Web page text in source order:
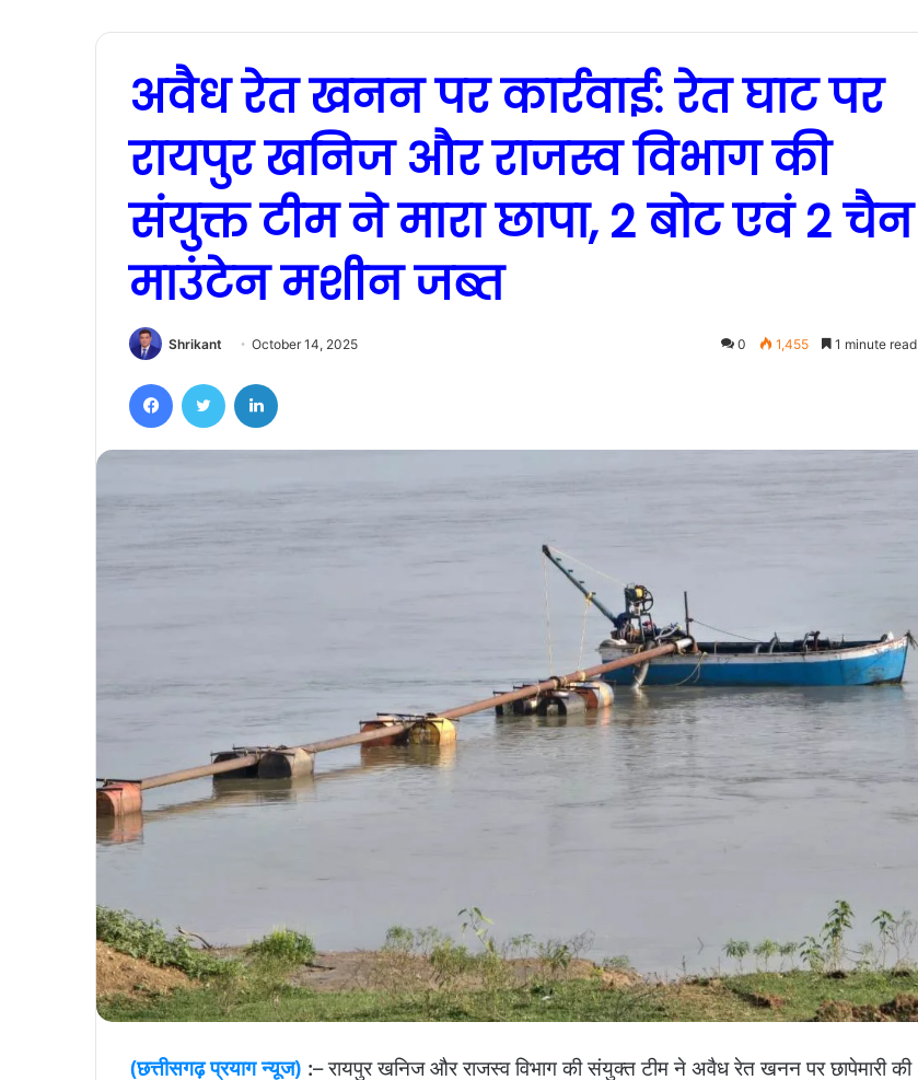
अवैध रेत खनन पर कार्रवाई: रेत घाट पर
रायपुर खनिज और राजस्व विभाग की
संयुक्त टीम ने मारा छापा, 2 बोट एवं 2 चैन
माउंटेन मशीन जब्त
Shrikant October 14, 2025 0 1,455 1 minute read
(छत्तीसगढ़ प्रयाग न्यूज) :– रायपुर खनिज और राजस्व विभाग की संयुक्त टीम ने अवैध रेत खनन पर छापेमारी की